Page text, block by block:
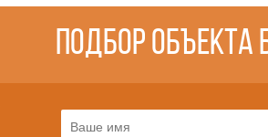
Подбор объекта